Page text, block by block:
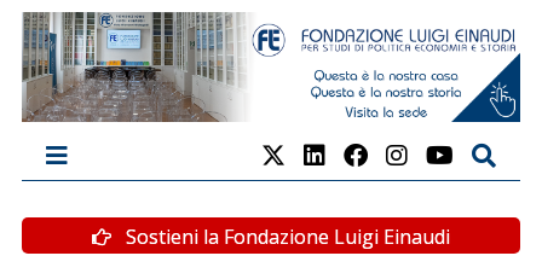
Sostieni la Fondazione Luigi Einaudi